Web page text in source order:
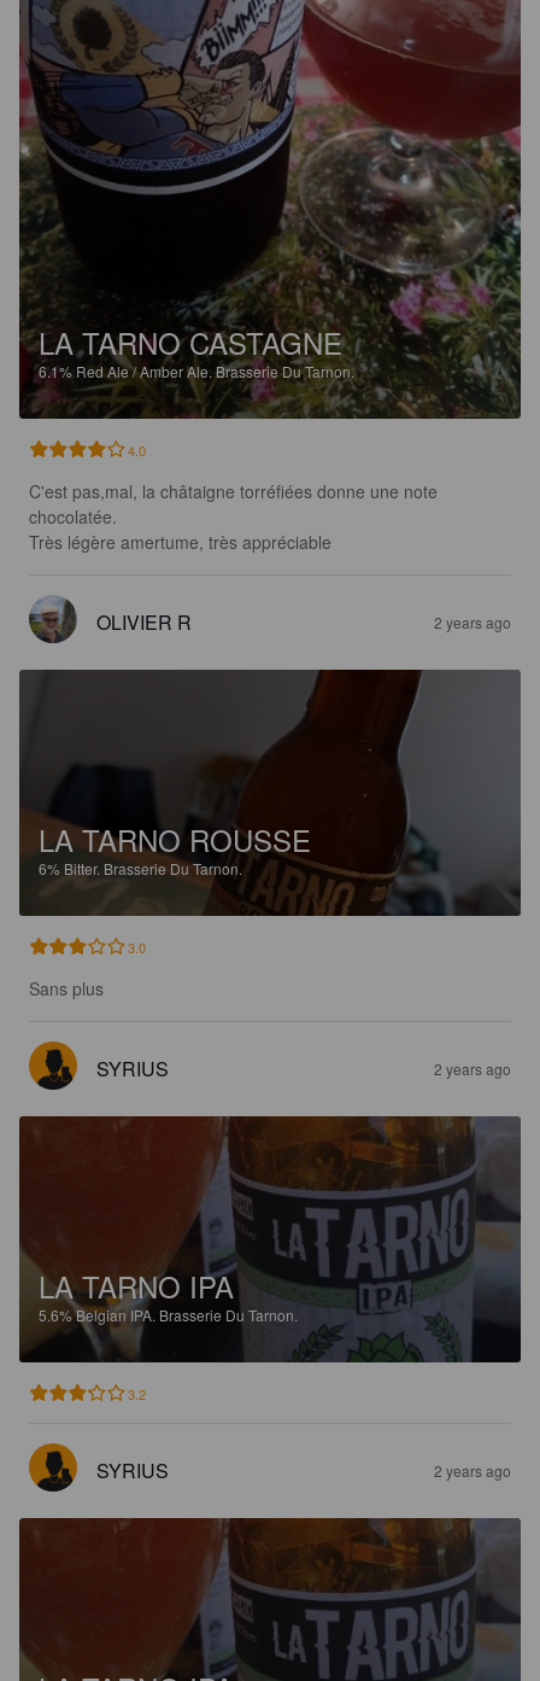
LA TARNO CASTAGNE
6.1% Red Ale / Amber Ale. Brasserie Du Tarnon.
4.0
C'est pas,mal, la châtaigne torréfiées donne une note
chocolatée.
Très légère amertume, très appréciable
OLIVIER R 2 years ago
LA TARNO ROUSSE
6% Bitter. Brasserie Du Tarnon.
3.0
Sans plus
SYRIUS 2 years ago
LA TARNO IPA
5.6%Belgian IPA. Brasserie Du Tarnon.
3.2
SYRIUS 2 years ago